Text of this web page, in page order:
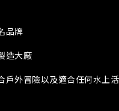
品牌
造大廠
戶外冒險以及適合任何水上